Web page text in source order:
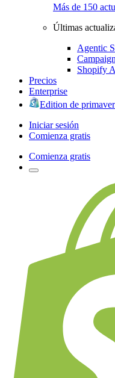
Más de 150
Últimas
Agentic
Shopify
Precios
Enterprise
Edition de
Iniciar sesión
Comienza gratis
Comienza gratis